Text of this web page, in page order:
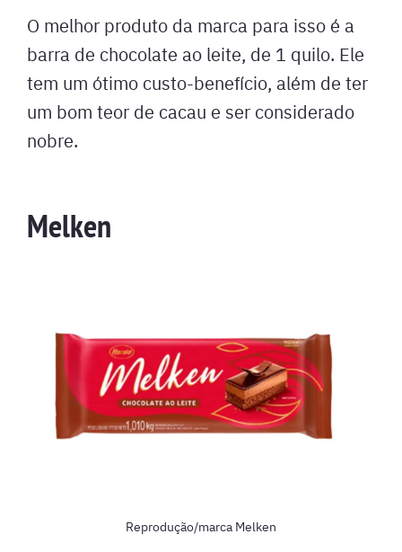
O melhor produto da marca para isso é a
barra de chocolate ao leite, de 1 quilo. Ele
tem um ótimo custo-benefício, além de ter
um bom teor de cacau e ser considerado
nobre.
Melken
Reprodução/marca Melken